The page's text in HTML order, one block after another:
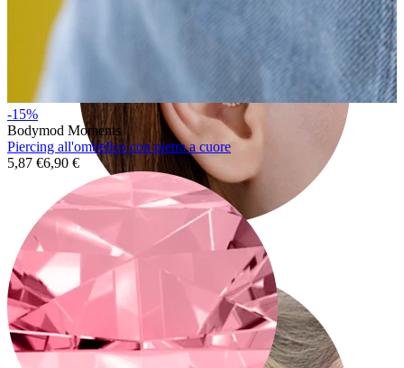
Daith
-15%
Bodymod Moments
Piercing all'ombelico con pietra a cuore
5,87 €6,90 €